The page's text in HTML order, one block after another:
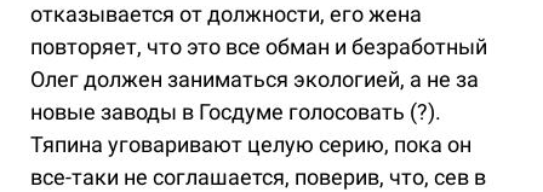
отказывается от должности, его жена
повторяет, что это все обман и безработный
Олег должен заниматься экологией, а не за
новые заводы в Госдуме голосовать (?).
Тяпина уговаривают целую серию, пока он
все-таки не соглашается, поверив, что, сев в